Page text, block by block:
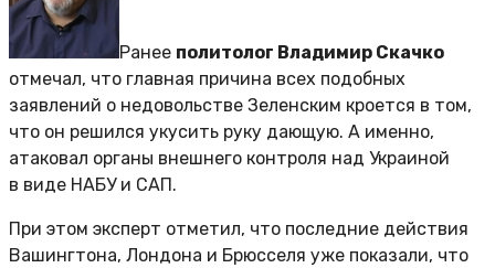
Ранее политолог Владимир Скачко
отмечал, что главная причина всех подобных
заявлений о недовольстве Зеленским кроется в том,
что он решился укусить руку дающую. А именно,
атаковал органы внешнего контроля над Украиной
в виде НАБУ и САП.
При этом эксперт отметил, что последние действия
Вашингтона, Лондона и Брюсселя уже показали, что